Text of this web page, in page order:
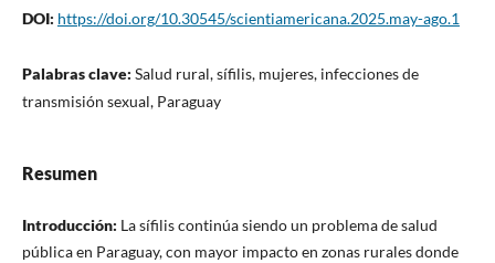
DOI: https://doi.org/10.30545/scientiamericana.2025.may-ago.1
Palabras clave: Salud rural, sífilis, mujeres, infecciones de
transmisión sexual, Paraguay
Resumen
Introducción: La sífilis continúa siendo un problema de salud
pública en Paraguay, con mayor impacto en zonas rurales donde